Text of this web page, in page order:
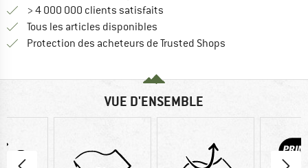
> 4 000 000 clients satisfaits
Tous les articles disponibles
Protection des acheteurs de Trusted Shops
VUE D'ENSEMBLE